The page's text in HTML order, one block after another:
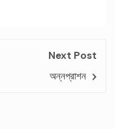
Next Post
অন্নপ্রাশন